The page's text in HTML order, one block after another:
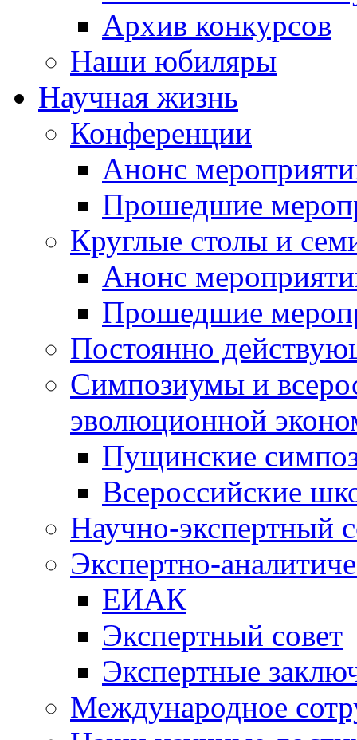
Архив конкурсов
Наши юбиляры
Научная жизнь
Конференции
Анонс
Прошедшие
Круглые столы и
Анонс
Прошедшие
Постоянно
Симпозиумы и
эволюционной
Пущинские
Всероссийские
Научно-экспертный
Экспертно-
ЕИАК
Экспертный совет
Экспертные
Международное